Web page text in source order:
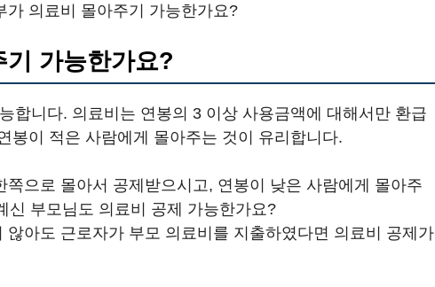
가 의료비 몰아주기 가능한가요?
기 가능한가요?
합니다. 의료비는 연봉의 3 이상 사용금액에 대해서만 환급
봉이 적은 사람에게 몰아주는 것이 유리합니다.
으로 몰아서 공제받으시고, 연봉이 낮은 사람에게 몰아주
신 부모님도 의료비 공제 가능한가요?
않아도 근로자가 부모 의료비를 지출하였다면 의료비 공제가